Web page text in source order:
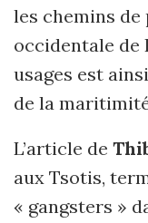
les chemins de
occidentale de
usages est
de la
L’article de
aux Tsotis,
« gangsters »